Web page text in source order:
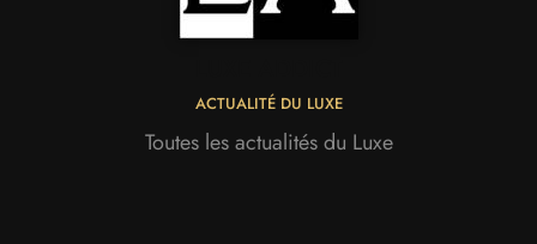
ACTUALITÉ DU LUXE
Toutes les actualités du Luxe